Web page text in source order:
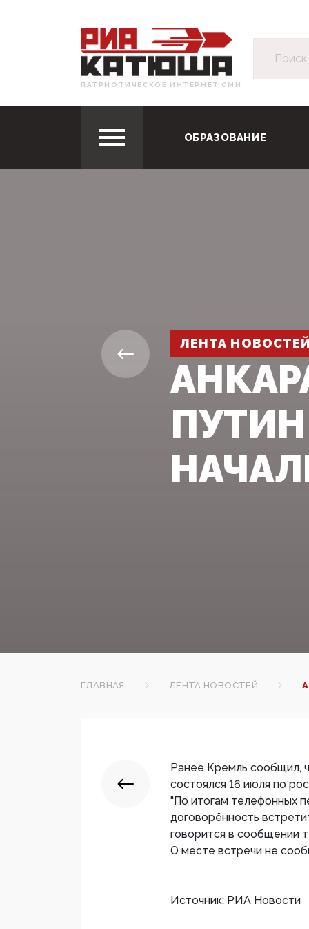
ПАТРИОТИЧЕСКОЕ ИНТЕРНЕТ СМИ
ОБРАЗОВАНИЕ
ЛЕНТА НОВОСТЕЙ
ГЛАВНАЯ ЛЕНТА НОВОСТЕЙ
Ранее Кремль сообщил,
состоялся 16 июля по
"По итогам телефонных
договорённость
говорится в сообщении
О месте встречи не
Источник: РИА Новости